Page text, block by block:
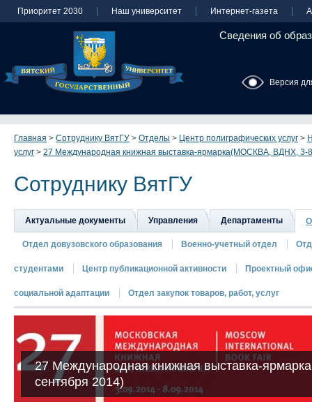
Приоритет 2030 Наш университет Интернет-газета
Сведения об
Версия
Главная > Сотруднику ВятГУ > Отделы > Центр полиграфических услуг >
услуг > 27 Международная книжная выставка-ярмарка(МОСКВА, ВДНХ, 3-
Сотруднику ВятГУ
Актуальные документы Управления Департаменты
Отдел довузовского образования Военно-учетный отдел
студентами Центр публикационной активности Проектный
социальной адаптации Отдел закупок товаров, работ, услуг
27 Международная книжная выставка-
сентября 2014)